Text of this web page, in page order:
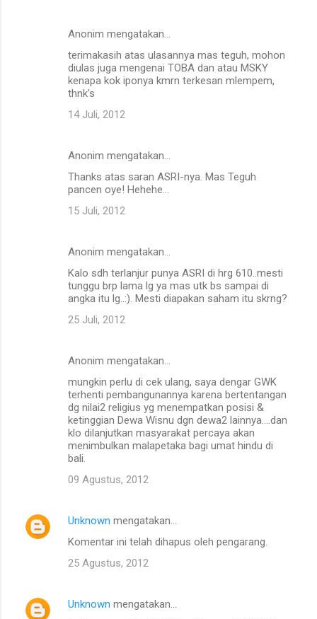
Anonim mengatakan…
terimakasih atas ulasannya mas teguh, mohon
diulas juga mengenai TOBA dan atau MSKY
kenapa kok iponya kmrn terkesan mlempem,
thnk's
14 Juli, 2012
Anonim mengatakan…
Thanks atas saran ASRI-nya. Mas Teguh
pancen oye! Hehehe...
15 Juli, 2012
Anonim mengatakan…
Kalo sdh terlanjur punya ASRI di hrg 610..mesti
tunggu brp lama lg ya mas utk bs sampai di
angka itu lg..:). Mesti diapakan saham itu skrng?
25 Juli, 2012
Anonim mengatakan…
mungkin perlu di cek ulang, saya dengar GWK
terhenti pembangunannya karena bertentangan
dg nilai2 religius yg menempatkan posisi &
ketinggian Dewa Wisnu dgn dewa2 lainnya....dan
klo dilanjutkan masyarakat percaya akan
menimbulkan malapetaka bagi umat hindu di
bali.
09 Agustus, 2012
Unknown mengatakan…
Komentar ini telah dihapus oleh pengarang.
25 Agustus, 2012
Unknown mengatakan…